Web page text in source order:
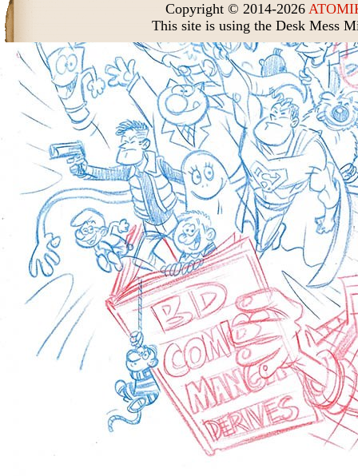
Copyright © 2014-2026
This site is using the Desk Mess